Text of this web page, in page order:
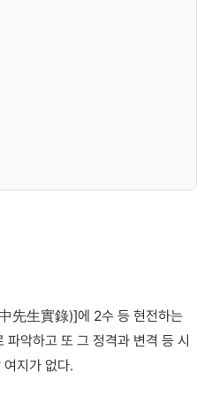
先生實錄)]에 2수 등 현전하는
악하고 또 그 정격과 변격 등 시
지가 없다.